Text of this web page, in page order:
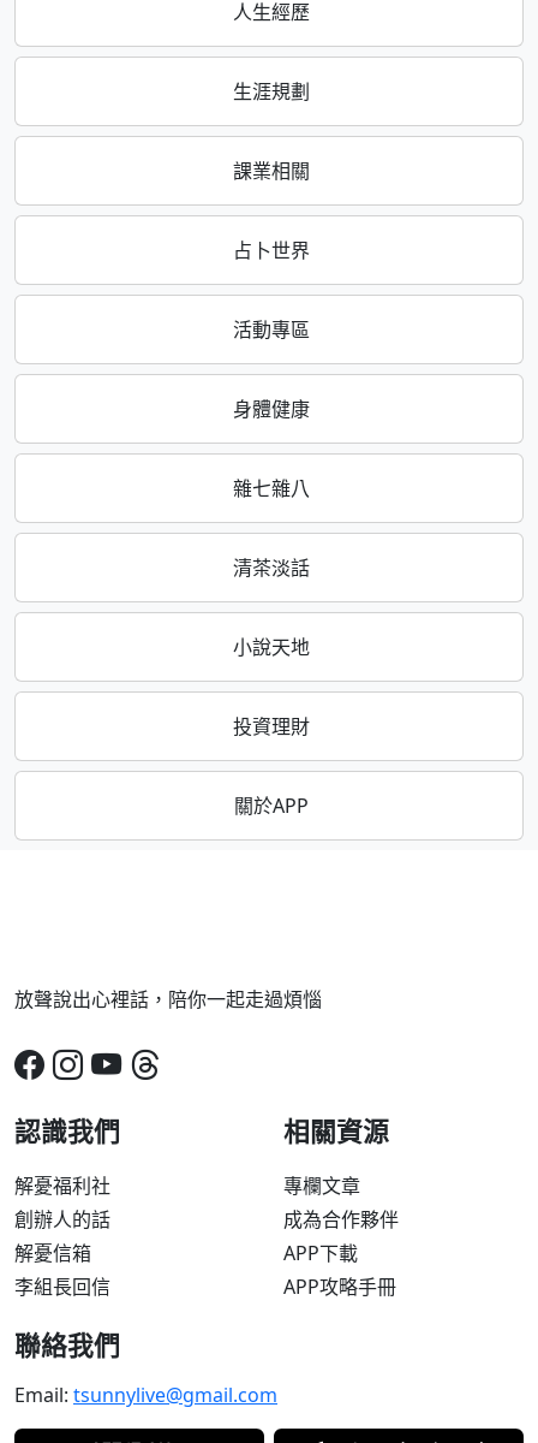
人生經歷
生涯規劃
課業相關
占卜世界
活動專區
身體健康
雜七雜八
清茶淡話
小說天地
投資理財
關於APP
放聲說出心裡話，陪你一起走過煩惱
認識我們
解憂福利社
創辦人的話
解憂信箱
李組長回信
相關資源
專欄文章
成為合作夥伴
APP下載
APP攻略手冊
聯絡我們
Email: tsunnylive@gmail.com